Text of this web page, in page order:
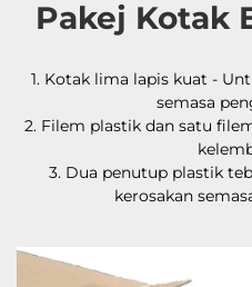
Pakej Kotak
1. Kotak lima lapis kuat -
semasa
2. Filem plastik dan satu
3. Dua penutup plastik
kerosakan